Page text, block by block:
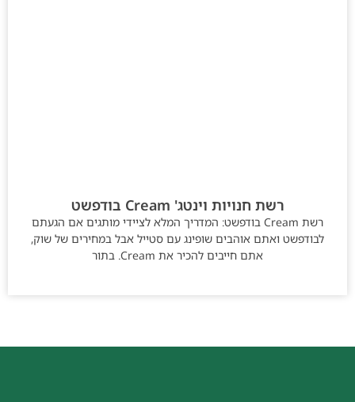
רשת חנויות וינטג' Cream בודפשט
רשת Cream בודפשט: המדריך המלא לציידי מותגים אם הגעתם
לבודפשט ואתם אוהבים שופינג עם סטייל אבל במחירים של שוק,
אתם חייבים להכיר את Cream. בתור